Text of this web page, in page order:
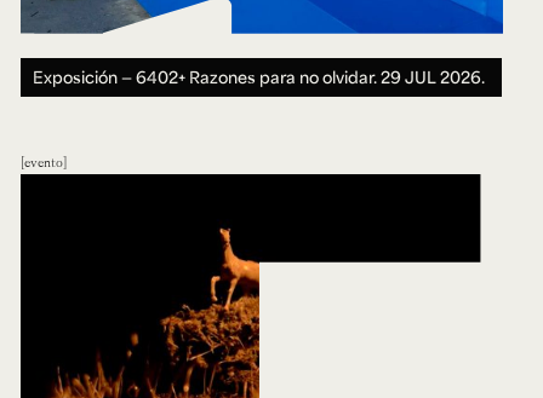
Exposición — 6402+ Razones para no olvidar.29 JUL 2026.
evento